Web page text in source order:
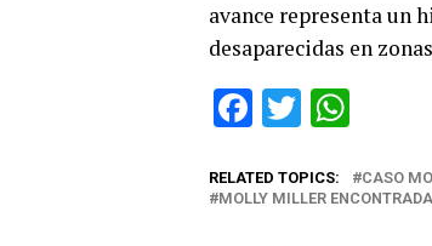
avance representa un
desaparecidas en
Facebook
Twitter
RELATED TOPICS: CASO
MOLLY MILLER ENCONTRADA